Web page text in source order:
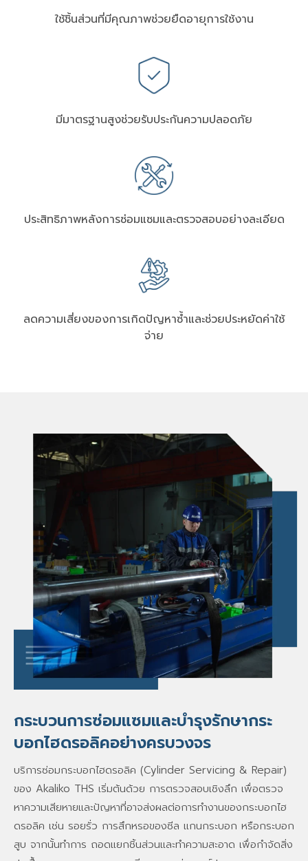
ใช้ชิ้นส่วนที่มีคุณภาพช่วยยืดอายุการใช้งาน
มีมาตรฐานสูงช่วยรับประกันความปลอดภัย
ประสิทธิภาพหลังการซ่อมแซมและตรวจสอบอย่างละเอียด
ลดความเสี่ยงของการเกิดปัญหาซ้ำและช่วยประหยัดค่าใช้
จ่าย
กระบวนการซ่อมแซมและบำรุงรักษากระ
บอกไฮดรอลิคอย่างครบวงจร
บริการซ่อมกระบอกไฮดรอลิค (Cylinder Servicing & Repair)
ของ Akaliko THS เริ่มต้นด้วย การตรวจสอบเชิงลึก เพื่อตรวจ
หาความเสียหายและปัญหาที่อาจส่งผลต่อการทำงานของกระบอกไฮ
ดรอลิค เช่น รอยรั่ว การสึกหรอของซีล แกนกระบอก หรือกระบอก
สูบ จากนั้นทำการ ถอดแยกชิ้นส่วนและทำความสะอาด เพื่อกำจัดสิ่ง